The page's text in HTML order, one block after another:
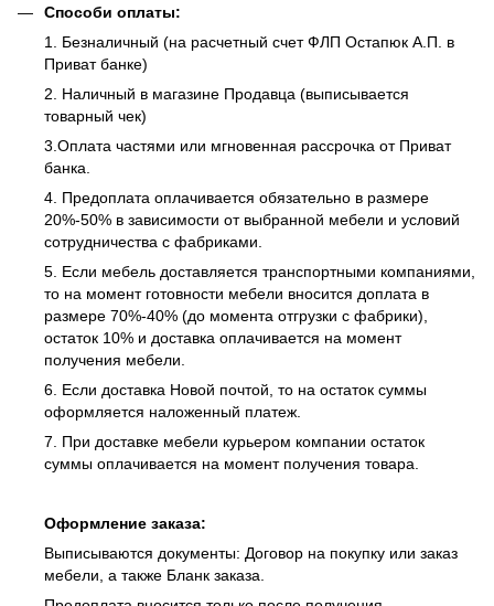
Способи оплаты:
1. Безналичный (на расчетный счет ФЛП Остапюк А.П. в
Приват банке)
2. Наличный в магазине Продавца (выписывается
товарный чек)
3.Оплата частями или мгновенная рассрочка от Приват
банка.
4. Предоплата оплачивается обязательно в размере
20%-50% в зависимости от выбранной мебели и условий
сотрудничества с фабриками.
5. Если мебель доставляется транспортными компаниями,
то на момент готовности мебели вносится доплата в
размере 70%-40% (до момента отгрузки с фабрики),
остаток 10% и доставка оплачивается на момент
получения мебели.
6. Если доставка Новой почтой, то на остаток суммы
оформляется наложенный платеж.
7. При доставке мебели курьером компании остаток
суммы оплачивается на момент получения товара.
Оформление заказа:
Выписываются документы: Договор на покупку или заказ
мебели, а также Бланк заказа.